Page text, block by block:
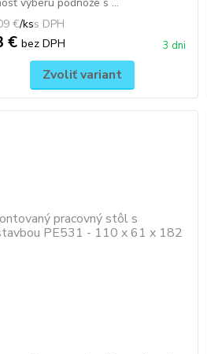
€/ks
€bez DPH 3 dni
Zvoliť variant